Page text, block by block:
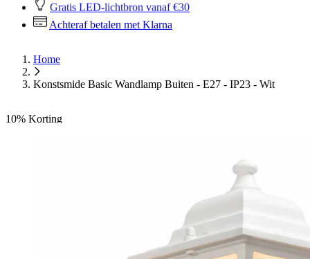
Gratis LED-lichtbron vanaf €30
Achteraf betalen met Klarna
Home
Konstsmide Basic Wandlamp Buiten - E27 - IP23 - Wit
10% Korting